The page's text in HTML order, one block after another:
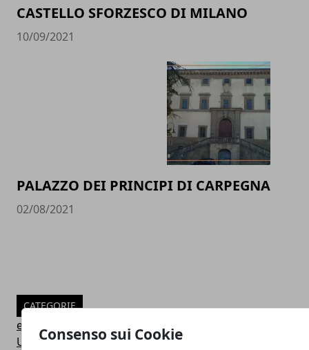
Consenso sui Cookie
CASTELLO SFORZESCO DI MILANO
10/09/2021
PALAZZO DEI PRINCIPI DI CARPEGNA
02/08/2021
CATEGORIE
edilizia
Uncategorized